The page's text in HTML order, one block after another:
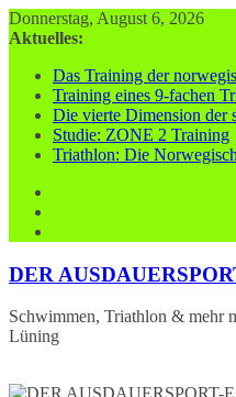
Zum
Inhalt
Donnerstag, August 6, 2026
Aktuelles:
Das Training der
Training eines 9-fachen
Die vierte Dimension der
Studie: ZONE 2 Training
Triathlon: Die
DER
Schwimmen, Triathlon & mehr
Lüning